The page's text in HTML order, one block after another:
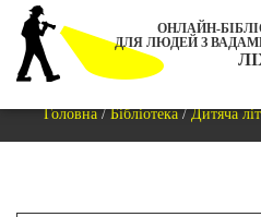
ОНЛАЙН-
ДЛЯ ЛЮДЕЙ З
Головна/Бібліотека/Дитяча